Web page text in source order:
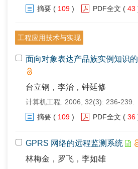
摘要 ( 109 ) PDF全文 ( 43
工程应用技术与实现
面向对象表达产品族实例知识
台立钢，李治，钟廷修
计算机工程. 2006, 32(3): 236-239.
摘要 ( 109 ) PDF全文 ( 36
GPRS 网络的远程监测系统
林梅金，罗飞，李如雄